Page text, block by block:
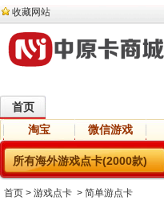
收藏网站
首页
淘宝
微信游戏
直播
交友
所有海外游戏点卡(2000款)
首页 > 游戏点卡 > 简单游点卡